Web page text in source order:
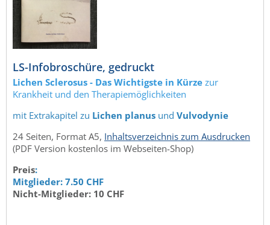
LS-Infobroschüre, gedruckt
Lichen Sclerosus - Das Wichtigste in Kürze zur
Krankheit und den Therapiemöglichkeiten
mit Extrakapitel zu Lichen planus und Vulvodynie
24 Seiten, Format A5, Inhaltsverzeichnis zum Ausdrucken
(PDF Version kostenlos im Webseiten-Shop)
Preis:
Mitglieder: 7.50 CHF
Nicht-Mitglieder: 10 CHF